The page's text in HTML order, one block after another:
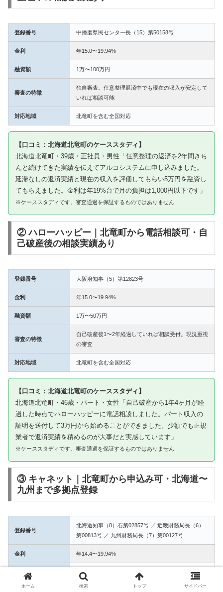
登録番号 中播磨県民センター長（15）第50158号
金利 年15.0〜19.94%
融資額 1万〜100万円
審査の特徴
独自審査。任意整理返済中でも現在の収入が安定して
いれば相談可能
対応地域 北竜町を含む全国対応
【口コミ：北海道北竜町のケーススタディ】
北海道北竜町・39歳・正社員・男性「任意整理の返済を2年間きち
んと続けてきた実績を伝えてアルコシステムに申し込みました。
延滞なしの返済実績と現在の収入を評価してもらい5万円を融資し
てもらえました。金利は年19%台で月の負担は1,000円以下です」
※ケーススタディです。審査通過を保証するものではありません
② ハローハッピー｜北竜町から電話相談可・自
己破産後の相談実績あり
登録番号 大阪府知事（5）第12823号
金利 年15.0〜19.94%
融資額 1万〜50万円
審査の特徴
自己破産後1〜2年経過していれば相談受付。現況重視
の審査
対応地域 北竜町を含む全国対応
【口コミ：北海道北竜町のケーススタディ】
北海道北竜町・46歳・パート・女性「自己破産から1年4ヶ月が経
過した時点でハローハッピーに電話相談しました。パート収入の
証明を送付して3万円から始めることができました。少額でも正規
業者で返済実績を積めるのが大事だと実感しています」
※ケーススタディです。審査通過を保証するものではありません
③ キャネット｜北竜町から申込み可・北海道〜
九州まで多拠点登録
登録番号
北海道知事（8）石第02857号 ／ 近畿財務局長（6）
第00813号 ／ 九州財務局長（7）第00127号
金利 年14.4〜19.94%
融資額 1万〜50万円
ホーム 検索 トップ サイドバー